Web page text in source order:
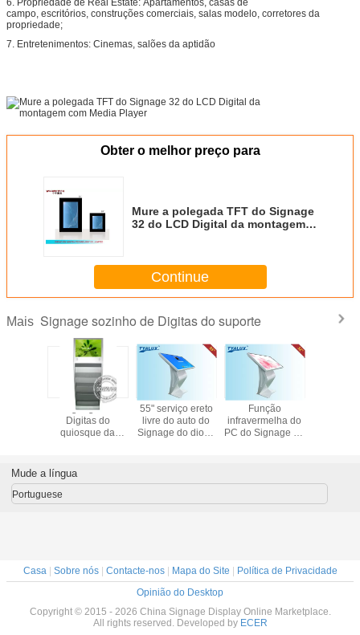
6. Propriedade de Real Estate: Apartamentos, casas de
campo, escritórios, construções comerciais, salas modelo, corretores da
propriedade;
7. Entretenimentos: Cinemas, salões da aptidão
Obter o melhor preço para
Mure a polegada TFT do Signage
32 do LCD Digital da montagem
Continue
Mais Signage sozinho de Digitas do suporte
do
Signage de
Digitas do
quiosque da
prateleira do
jornal
55" serviço ereto
livre do auto do
Signage do diodo
energia
Função
infravermelha do
PC do Signage de
quiosque
Mude a língua
Portuguese
Casa| Sobre nós| Contacte-nos| Mapa do Site
Política de Privacidade
Opinião do Desktop
Copyright © 2015 - 2026 China Signage Display Online Marketplace.
All rights reserved. Developed by ECER